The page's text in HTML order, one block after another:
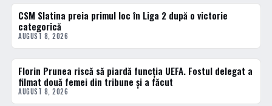
1 · TOP
CSM Slatina preia primul loc în Liga 2 după o victorie
categorică
AUGUST 8, 2026
2 · TOP
Florin Prunea riscă să piardă funcția UEFA. Fostul delegat a
filmat două femei din tribune și a făcut
AUGUST 8, 2026